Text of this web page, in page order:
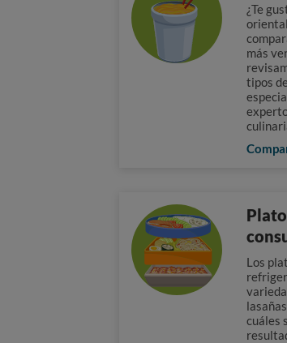
¿Te
más
tipos
Los
cuáles